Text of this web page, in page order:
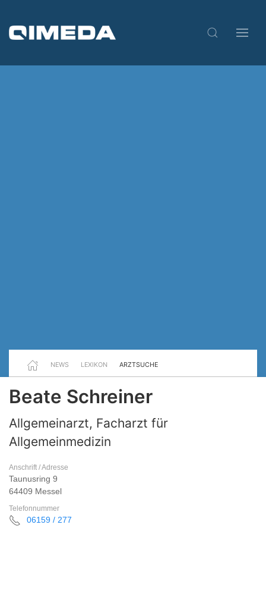
NEWS LEXIKON ARZTSUCHE
Beate Schreiner
Allgemeinarzt, Facharzt für
Allgemeinmedizin
Anschrift / Adresse
Taunusring 9
64409 Messel
Telefonnummer
06159 / 277